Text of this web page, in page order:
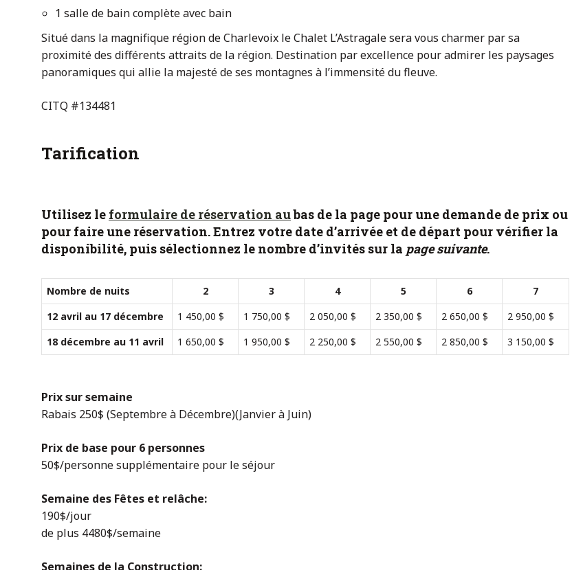
1 salle de bain complète avec bain
Situé dans la magnifique région de Charlevoix le Chalet L’Astragale sera vous charmer par sa
proximité des différents attraits de la région. Destination par excellence pour admirer les paysages
panoramiques qui allie la majesté de ses montagnes à l’immensité du fleuve.
CITQ #134481
Tarification
Utilisez le formulaire de réservation aubas de la page pour une demande de prix ou
pour faire une réservation. Entrez votre date d’arrivée et de départ pour vérifier la
disponibilité, puis sélectionnez le nombre d’invités sur la page suivante.
Nombre de nuits 2 3 4 5 6
7
12 avril au 17 décembre
1 450,00 $ 1 750,00 $ 2 050,00 $ 2 350,00 $ 2 650,00 $
2 950,00 $
18 décembre au 11 avril
1 650,00 $ 1 950,00 $ 2 250,00 $ 2 550,00 $ 2 850,00 $ 3 150,00 $
Prix sur semaine
Rabais 250$ (Septembre à Décembre)(Janvier à Juin)
Prix de base pour 6 personnes
50$/personne supplémentaire pour le séjour
Semaine des Fêtes et relâche:
190$/jour
de plus 4480$/semaine
Semaines de la Construction: